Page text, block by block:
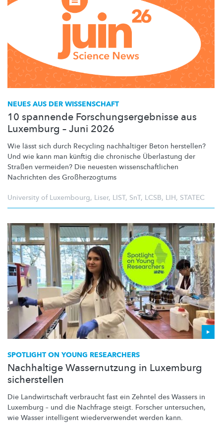
NEUES AUS DER WISSENSCHAFT
10 spannende Forschungsergebnisse aus
Luxemburg – Juni 2026
Wie lässt sich durch Recycling nachhaltiger Beton herstellen?
Und wie kann man künftig die chronische Überlastung der
Straßen vermeiden? Die neuesten wissenschaftlichen
Nachrichten des Großherzogtums
University of Luxembourg, Liser, LIST, SnT, LCSB, LIH, STATEC
SPOTLIGHT ON YOUNG RESEARCHERS
Nachhaltige Wassernutzung in Luxemburg
sicherstellen
Die Landwirtschaft verbraucht fast ein Zehntel des Wassers in
Luxemburg – und die Nachfrage steigt. Forscher untersuchen,
wie Wasser intelligent wiederverwendet werden kann.